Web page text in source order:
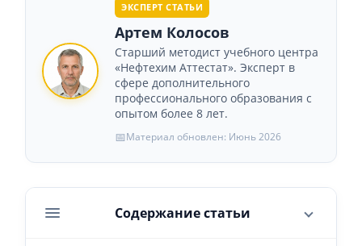
ЭКСПЕРТ СТАТЬИ
Артем Колосов
Старший методист учебного центра
«Нефтехим Аттестат». Эксперт в
сфере дополнительного
профессионального образования с
опытом более 8 лет.
📅Материал обновлен: Июнь 2026
Содержание статьи